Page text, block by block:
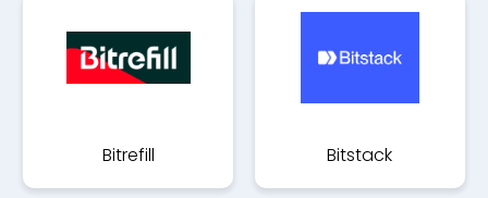
Bitrefill Bitstack